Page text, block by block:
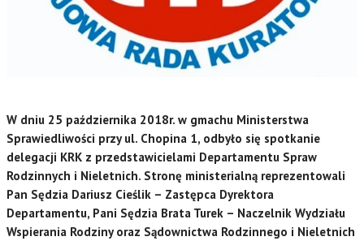
W dniu 25 października 2018r. w gmachu Ministerstwa
Sprawiedliwości przy ul. Chopina 1, odbyło się spotkanie
delegacji KRK z przedstawicielami Departamentu Spraw
Rodzinnych i Nieletnich. Stronę ministerialną reprezentowali
Pan Sędzia Dariusz Cieślik – Zastępca Dyrektora
Departamentu, Pani Sędzia Brata Turek – Naczelnik Wydziału
Wspierania Rodziny oraz Sądownictwa Rodzinnego i Nieletnich